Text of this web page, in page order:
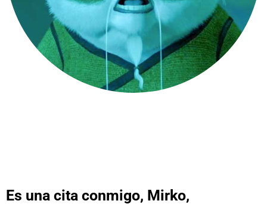
Es una cita conmigo, Mirko,